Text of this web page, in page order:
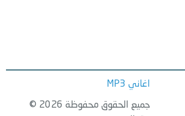
اغاني MP3
جميع الحقوق محفوظة 2026 ©